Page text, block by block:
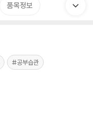
품목정보
#공부습관